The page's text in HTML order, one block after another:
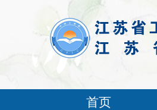
首页